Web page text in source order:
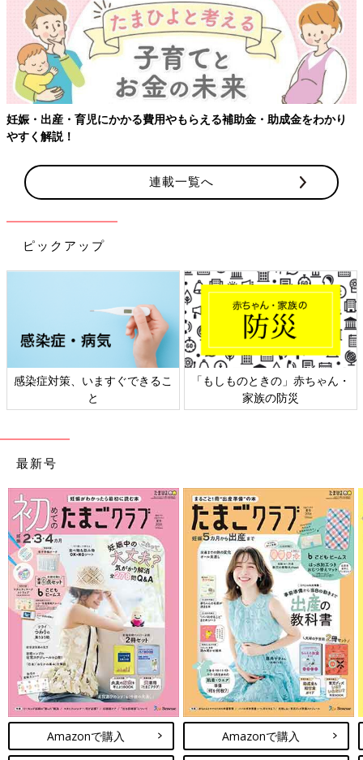
妊娠・出産・育児にかかる費用やもらえる補助金・助成金をわかり
やすく解説！
連載一覧へ
ピックアップ
感染症対策、いますぐできるこ
と
「もしものときの」赤ちゃん・
家族の防災
最新号
Amazonで購入 Amazonで購入